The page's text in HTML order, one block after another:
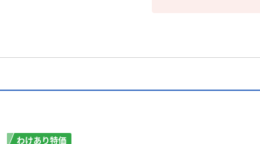
わけあり特価